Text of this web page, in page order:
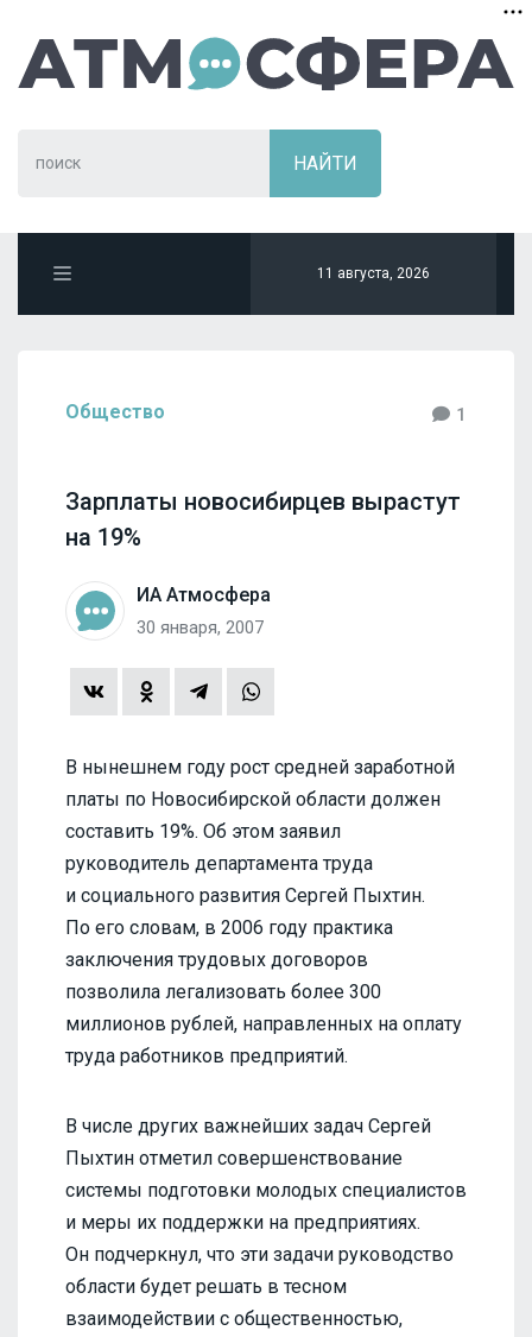
11 августа, 2026
Общество 1
Зарплаты новосибирцев вырастут
на 19%
ИА Атмосфера
30 января, 2007
В нынешнем году рост средней заработной
платы по Новосибирской области должен
составить 19%. Об этом заявил
руководитель департамента труда
и социального развития Сергей Пыхтин.
По его словам, в 2006 году практика
заключения трудовых договоров
позволила легализовать более 300
миллионов рублей, направленных на оплату
труда работников предприятий.
В числе других важнейших задач Сергей
Пыхтин отметил совершенствование
системы подготовки молодых специалистов
и меры их поддержки на предприятиях.
Он подчеркнул, что эти задачи руководство
области будет решать в тесном
взаимодействии с общественностью,